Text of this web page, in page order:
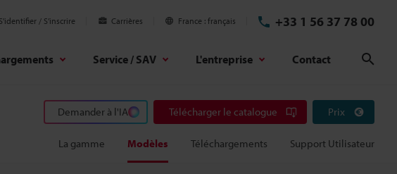
S'identifier / S’inscrire Carrières France français +33 1 56 37 78 00
Service / SAV L'entreprise Contact
Demander à l'IA Télécharger le catalogue Prix
La gamme Modèles Téléchargements Support Utilisateur